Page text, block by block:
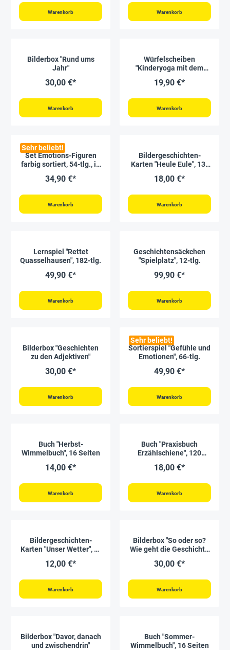
Warenkorb Warenkorb
Bilderbox "Rund ums
Jahr"
30,00 €*
Warenkorb
Würfelscheiben
"Kinderyoga mit dem
19,90 €*
Warenkorb
Sehr beliebt!
Set Emotions-Figuren
farbig sortiert, 54-tlg., in
34,90 €*
Warenkorb
Bildergeschichten-
Karten "Heule Eule", 13-
18,00 €*
Warenkorb
Lernspiel "Rettet
Quasselhausen", 182-tlg.
49,90 €*
Warenkorb
Geschichtensäckchen
"Spielplatz", 12-tlg.
99,90 €*
Warenkorb
Bilderbox "Geschichten
zu den Adjektiven"
30,00 €*
Warenkorb
Sehr beliebt!
Sortierspiel "Gefühle und
Emotionen", 66-tlg.
49,90 €*
Warenkorb
Buch "Herbst-
Wimmelbuch", 16 Seiten
14,00 €*
Warenkorb
Buch "Praxisbuch
Erzählschiene", 120
18,00 €*
Warenkorb
Bildergeschichten-
Karten "Unser Wetter", 9-
12,00 €*
Warenkorb
Bilderbox "So oder so?
Wie geht die Geschichte
30,00 €*
Warenkorb
Bilderbox "Davor, danach
und zwischendrin"
Buch "Sommer-
Wimmelbuch", 16 Seiten